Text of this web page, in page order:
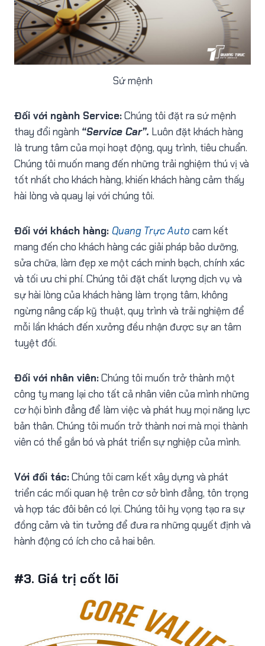
Sứ mệnh
Đối với ngành Service:Chúng tôi đặt ra sứ mệnh
thay đổi ngành “Service Car”. Luôn đặt khách hàng
là trung tâm của mọi hoạt động, quy trình, tiêu chuẩn.
Chúng tôi muốn mang đến những trải nghiệm thú vị và
tốt nhất cho khách hàng, khiến khách hàng cảm thấy
hài lòng và quay lại với chúng tôi.
Đối với khách hàng: Quang Trực Auto cam kết
mang đến cho khách hàng các giải pháp bảo dưỡng,
sửa chữa, làm đẹp xe một cách minh bạch, chính xác
và tối ưu chi phí. Chúng tôi đặt chất lượng dịch vụ và
sự hài lòng của khách hàng làm trọng tâm, không
ngừng nâng cấp kỹ thuật, quy trình và trải nghiệm để
mỗi lần khách đến xưởng đều nhận được sự an tâm
tuyệt đối.
Đối với nhân viên:Chúng tôi muốn trở thành một
công ty mang lại cho tất cả nhân viên của mình những
cơ hội bình đẳng để làm việc và phát huy mọi năng lực
bản thân. Chúng tôi muốn trở thành nơi mà mọi thành
viên có thể gắn bó và phát triển sự nghiệp của mình.
Với đối tác:Chúng tôi cam kết xây dựng và phát
triển các mối quan hệ trên cơ sở bình đẳng, tôn trọng
và hợp tác đôi bên có lợi. Chúng tôi hy vọng tạo ra sự
đồng cảm và tin tưởng để đưa ra những quyết định và
hành động có ích cho cả hai bên.
#3. Giá trị cốt lõi